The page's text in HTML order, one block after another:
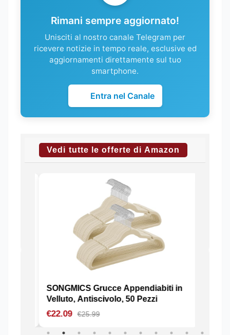
Rimani sempre aggiornato!
Unisciti al nostro canale Telegram per
ricevere notizie in tempo reale, esclusive ed
aggiornamenti direttamente sul tuo
smartphone.
Entra nel Canale